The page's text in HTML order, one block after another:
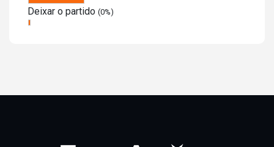
Deixar o partido (0%)